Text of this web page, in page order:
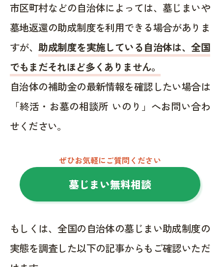
市区町村などの自治体によっては、墓じまいや
墓地返還の助成制度を利用できる場合がありま
すが、助成制度を実施している自治体は、全国
でもまだそれほど多くありません。
自治体の補助金の最新情報を確認したい場合は
「終活・お墓の相談所 いのり」へお問い合わ
せください。
ぜひお気軽にご質問ください
墓じまい無料相談
もしくは、全国の自治体の墓じまい助成制度の
実態を調査した以下の記事からもご確認いただ